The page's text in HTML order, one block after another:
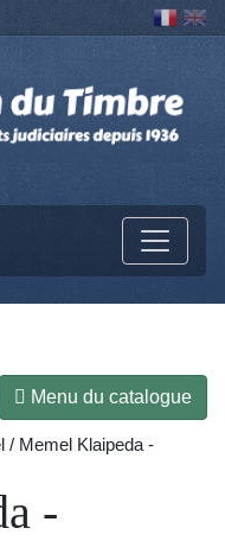
Menu du catalogue
/ Memel Klaipeda -
-